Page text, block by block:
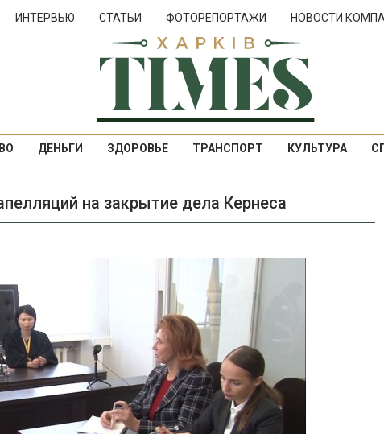
ИНТЕРВЬЮ СТАТЬИ ФОТОРЕПОРТАЖИ НОВОСТИ
ДЕНЬГИ ЗДОРОВЬЕ ТРАНСПОРТ КУЛЬТУРА
на закрытие дела Кернеса